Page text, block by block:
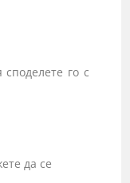
го с
да се